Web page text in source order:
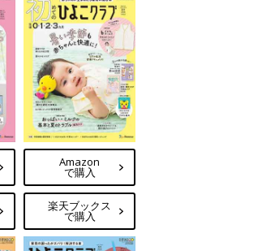
Amazon
で購入
楽天ブックス
で購入